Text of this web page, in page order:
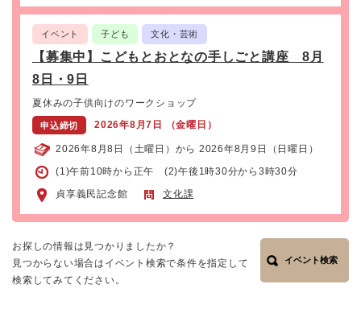
イベント 子ども 文化・芸術
【募集中】こどもとおとなの手しごと講座 8月
8日・9日
夏休みの子供向けのワークショップ
申込締切 2026年8月7日 （金曜日）
2026年8月8日（土曜日）から 2026年8月9日（日曜日）
(1)午前10時から正午 (2)午後1時30分から3時30分
貞享義民記念館
文化課
お探しの情報は見つかりましたか？
見つからない場合はイベント検索で条件を指定して
検索してみてください。
イベント検索